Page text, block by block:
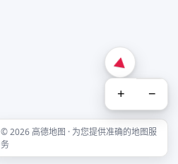
+ −
© 2026 高德地图 · 为您提供准确的地图服
务